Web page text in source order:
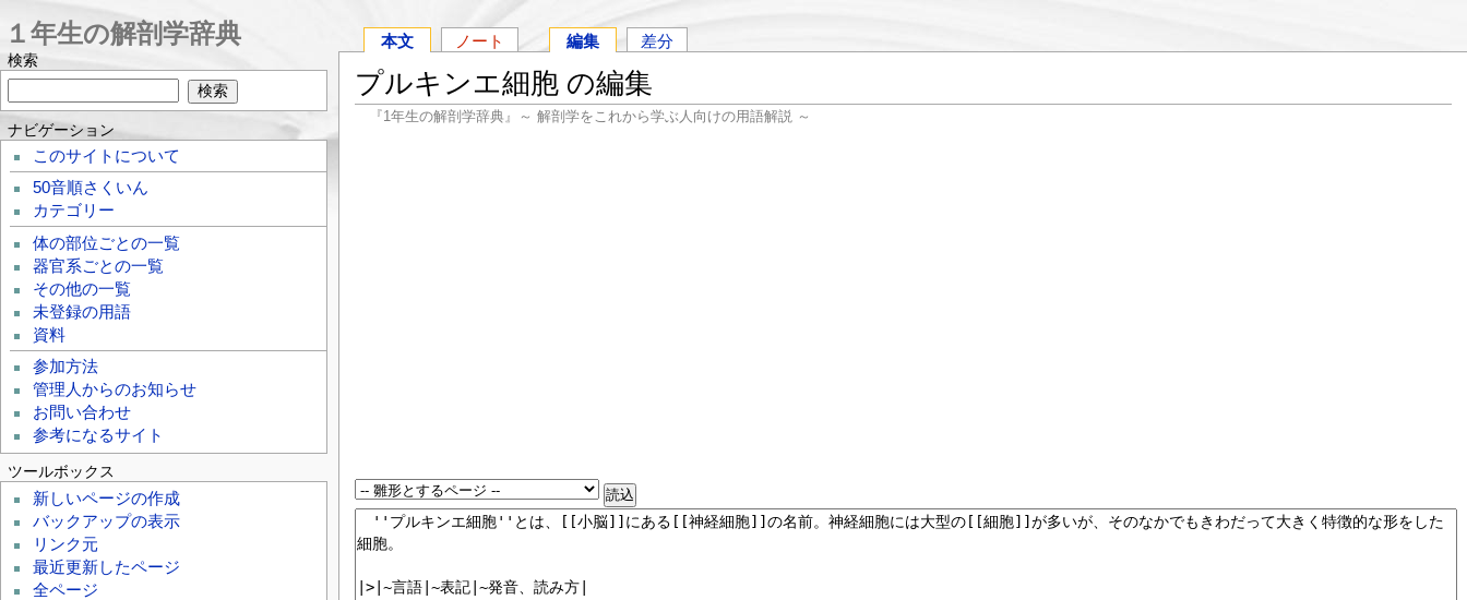
本文 ノート 編集 差分
プルキンエ細胞 の編集
『1年生の解剖学辞典』～ 解剖学をこれから学ぶ人向けの用語解説 ～
１年生の解剖学辞典
検索
ナビゲーション
このサイトについて
50音順さくいん
カテゴリー
体の部位ごとの一覧
器官系ごとの一覧
その他の一覧
未登録の用語
資料
参加方法
管理人からのお知らせ
お問い合わせ
参考になるサイト
ツールボックス
新しいページの作成
バックアップの表示
リンク元
最近更新したページ
全ページ